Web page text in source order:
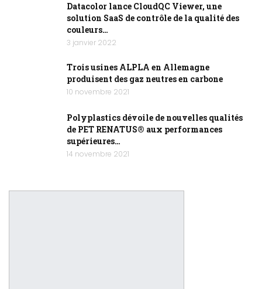
Datacolor lance CloudQC Viewer, une
solution SaaS de contrôle de la qualité des
couleurs…
3 janvier 2022
Trois usines ALPLA en Allemagne
produisent des gaz neutres en carbone
10 novembre 2021
Polyplastics dévoile de nouvelles qualités
de PET RENATUS® aux performances
supérieures…
14 novembre 2021